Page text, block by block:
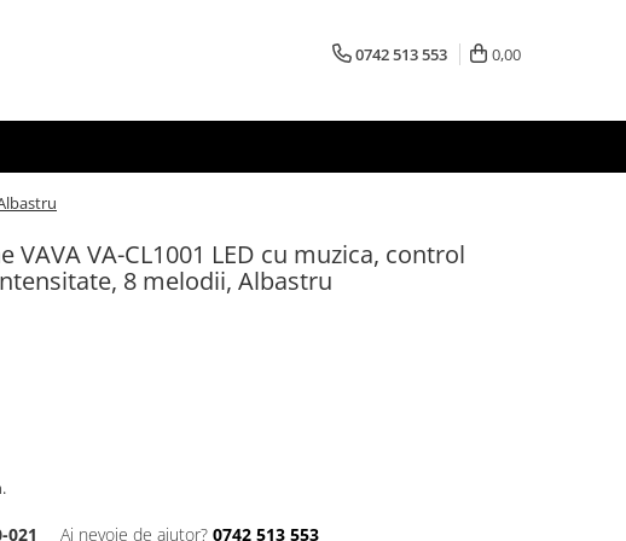
0742 513 553 0,00
VAVA VA-CL1001 LED cu muzica, control
8 melodii, Albastru
021 Ai nevoie de ajutor? 0742 513 553